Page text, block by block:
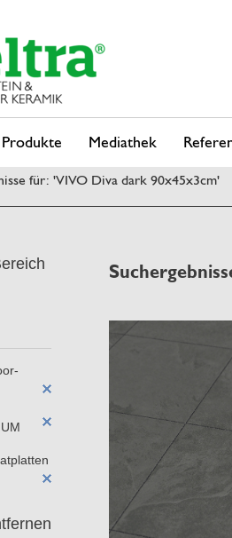
Produkte Mediathek
für: 'VIVO Diva dark 90x45x3cm'